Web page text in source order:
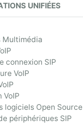
UNIFIÉES
Multimédia
connexion SIP
VoIP
VoIP
logiciels Open Source
périphériques SIP